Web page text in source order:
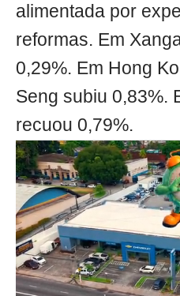
alimentada por
reformas. Em
0,29%. Em Hong
Seng subiu 0,83%.
recuou 0,79%.